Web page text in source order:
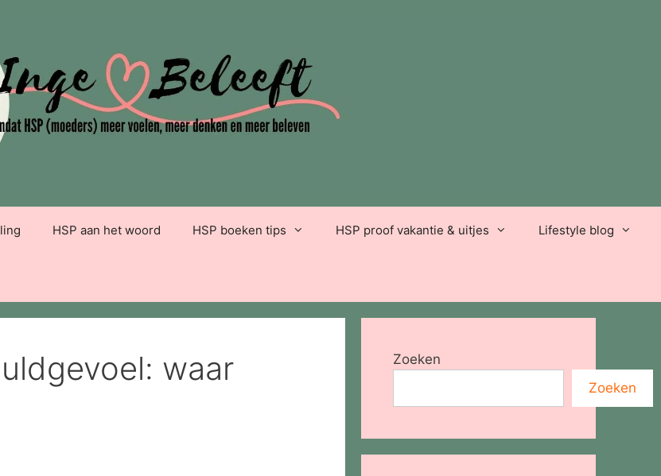
HSP aan het woord HSP boeken tips HSP proof vakantie & uitjes Lifestyle blog
waar
Zoeken
Zoeken